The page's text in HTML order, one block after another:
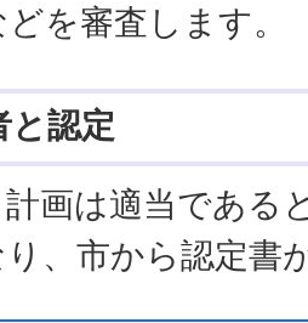
を審査します。
と認定
画は適当である
、市から認定書